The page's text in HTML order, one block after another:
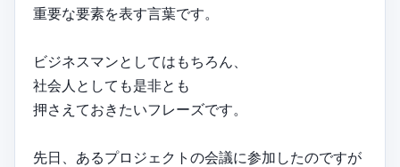
重要な要素を表す言葉です。
ビジネスマンとしてはもちろん、
社会人としても是非とも
押さえておきたいフレーズです。
先日、あるプロジェクトの会議に参加したのですが